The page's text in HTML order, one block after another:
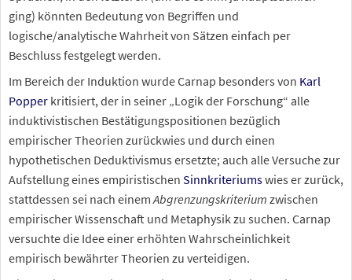
ging) könnten Bedeutung von Begriffen und
logische/analytische Wahrheit von Sätzen einfach per
Beschluss festgelegt werden.
Im Bereich der Induktion wurde Carnap besonders von Karl
Popper kritisiert, der in seiner „Logik der Forschung“ alle
induktivistischen Bestätigungspositionen bezüglich
empirischer Theorien zurückwies und durch einen
hypothetischen Deduktivismus ersetzte; auch alle Versuche zur
Aufstellung eines empiristischen Sinnkriteriumswies er zurück,
stattdessen sei nach einemAbgrenzungskriterium zwischen
empirischer Wissenschaft und Metaphysik zu suchen. Carnap
versuchte die Idee einer erhöhten Wahrscheinlichkeit
empirisch bewährter Theorien zu verteidigen.